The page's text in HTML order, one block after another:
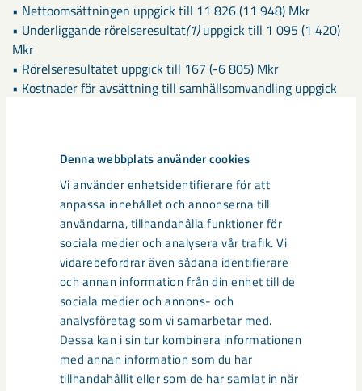
Denna webbplats använder cookies
Vi använder enhetsidentifierare för att
anpassa innehållet och annonserna till
användarna, tillhandahålla funktioner för
sociala medier och analysera vår trafik. Vi
vidarebefordrar även sådana identifierare
och annan information från din enhet till de
sociala medier och annons- och
analysföretag som vi samarbetar med.
Dessa kan i sin tur kombinera informationen
med annan information som du har
tillhandahållit eller som de har samlat in när
• Nettoomsättningen uppgick till 11 826 (11 948) Mkr
• Underliggande rörelseresultat(1)uppgick till 1 095 (1 420)
Mkr
• Rörelseresultatet uppgick till 167 (-6 805) Mkr
• Kostnader för avsättning till samhällsomvandling uppgick
• Totala leveranser av järnmalm uppgick till 20,1 (17,4) Mt
(1): Underliggande rörelseresultat definieras som rörelseresultat
exklusive kostnader för avsättning till samhällsomvandling
och nedskrivning av materiella anläggningstillgångar.
(2): Platts IODE X 62% Fe CFR North China
Informationen i detta pressmeddelande är sådan som LKAB ska
offentliggöra enligt lagen (1991:980) om handel med finansiella
instrument och/eller lagen (2007:528) om
värdepappersmarknaden.